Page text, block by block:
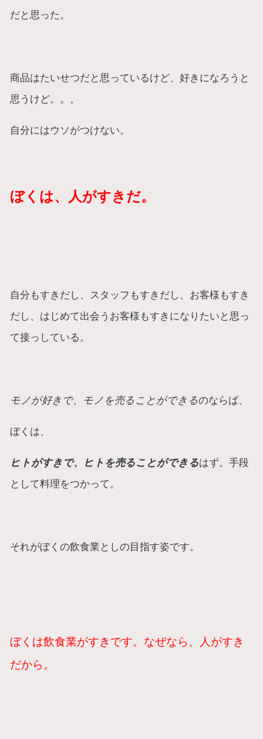
だと思った。
商品はたいせつだと思っているけど、好きになろうと
思うけど。。。
自分にはウソがつけない。
ぼくは、人がすきだ。
自分もすきだし、スタッフもすきだし、お客様もすき
だし、はじめて出会うお客様もすきになりたいと思っ
て接っしている。
モノが好きで、モノを売ることができるのならば、
ぼくは、
ヒトがすきで、ヒトを売ることができるはず。手段
として料理をつかって。
それがぼくの飲食業としの目指す姿です。
ぼくは飲食業がすきです。なぜなら、人がすき
だから。